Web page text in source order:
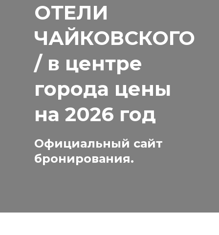
ОТЕЛИ
ЧАЙКОВСКОГО
/ в центре
города цены
на 2026 год
Официальный сайт
бронирования.